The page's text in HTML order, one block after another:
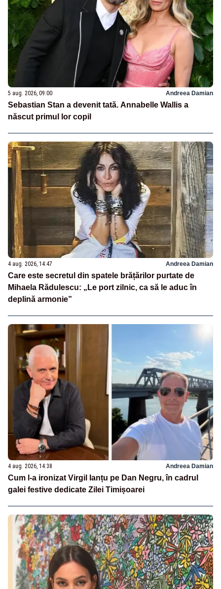
5 aug. 2026, 09:00 Andreea Damian
Sebastian Stan a devenit tată. Annabelle Wallis a
născut primul lor copil
4 aug. 2026, 14:47 Andreea Damian
Care este secretul din spatele brățărilor purtate de
Mihaela Rădulescu: „Le port zilnic, ca să le aduc în
deplină armonie”
4 aug. 2026, 14:38 Andreea Damian
Cum l-a ironizat Virgil Ianțu pe Dan Negru, în cadrul
galei festive dedicate Zilei Timișoarei